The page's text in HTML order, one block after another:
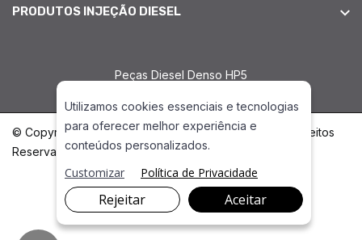
PRODUTOS INJEÇÃO DIESEL
Peças Diesel Denso HP5
© Copyright 2026. DIVIA Marketing Digital. Todos os Direitos
Reservados
Utilizamos cookies essenciais e tecnologias
para oferecer melhor experiência e
conteúdos personalizados.
Customizar Política de Privacidade
Rejeitar Aceitar